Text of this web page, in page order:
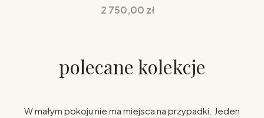
Cena
2 750,00 zł
polecane kolekcje
W małym pokoju nie ma miejsca na przypadki. Jeden